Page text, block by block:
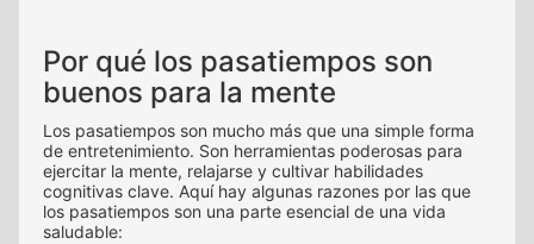
Por qué los pasatiempos son
buenos para la mente
Los pasatiempos son mucho más que una simple forma
de entretenimiento. Son herramientas poderosas para
ejercitar la mente, relajarse y cultivar habilidades
cognitivas clave. Aquí hay algunas razones por las que
los pasatiempos son una parte esencial de una vida
saludable: